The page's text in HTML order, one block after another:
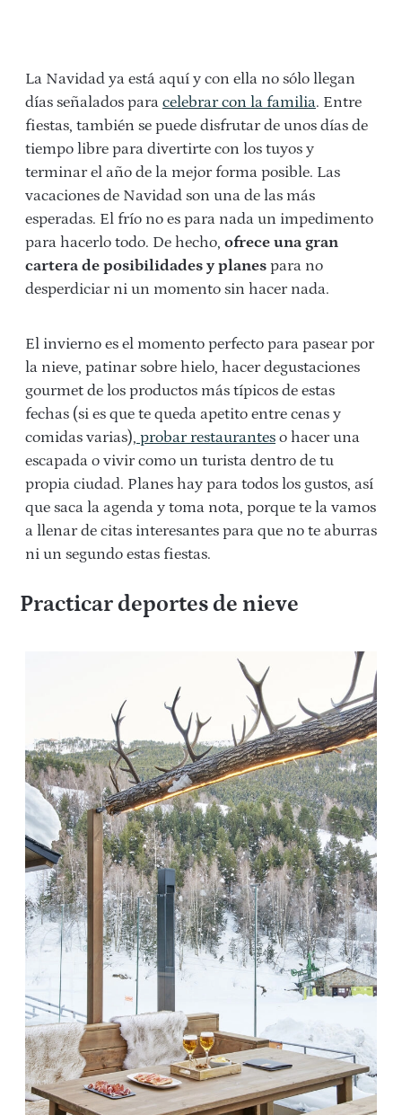
La Navidad ya está aquí y con ella no sólo llegan
días señalados para celebrar con la familia. Entre
fiestas, también se puede disfrutar de unos días de
tiempo libre para divertirte con los tuyos y
terminar el año de la mejor forma posible. Las
vacaciones de Navidad son una de las más
esperadas. El frío no es para nada un impedimento
para hacerlo todo. De hecho, ofrece una gran
cartera de posibilidades y planes para no
desperdiciar ni un momento sin hacer nada.
El invierno es el momento perfecto para pasear por
la nieve, patinar sobre hielo, hacer degustaciones
gourmet de los productos más típicos de estas
fechas (si es que te queda apetito entre cenas y
comidas varias), probar restaurantes o hacer una
escapada o vivir como un turista dentro de tu
propia ciudad. Planes hay para todos los gustos, así
que saca la agenda y toma nota, porque te la vamos
a llenar de citas interesantes para que no te aburras
ni un segundo estas fiestas.
Practicar deportes de nieve